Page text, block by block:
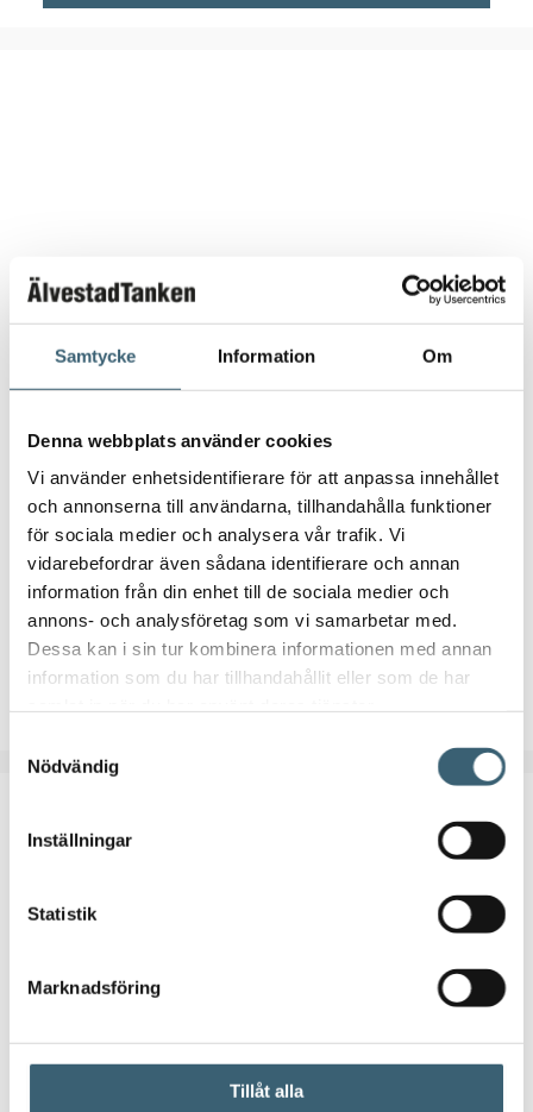
Samtycke Information Om
Denna webbplats använder cookies
Vi använder enhetsidentifierare för att anpassa innehållet
och annonserna till användarna, tillhandahålla funktioner
för sociala medier och analysera vår trafik. Vi
vidarebefordrar även sådana identifierare och annan
information från din enhet till de sociala medier och
annons- och analysföretag som vi samarbetar med.
Dessa kan i sin tur kombinera informationen med annan
information som du har tillhandahållit eller som de har
Nödvändig
Inställningar
Statistik
Marknadsföring
Tillåt alla
Lock inspektionslucka Kingspan
294kr
Artikelnummer: 16019